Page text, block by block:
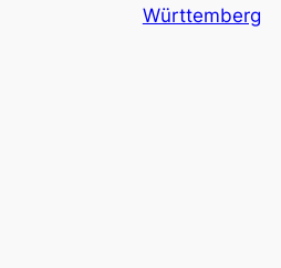
Württemberg